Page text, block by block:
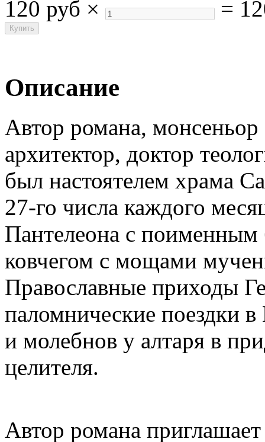
120 руб × =
Описание
Автор романа,
архитектор, доктор
был настоятелем храма
27-го числа каждого
Пантелеона с поименным
ковчегом с мощами
Православные приходы
паломнические поездки
и молебнов у алтаря в
целителя.
Автор романа